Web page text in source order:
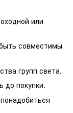
или
совместимы
групп света.
до покупки.